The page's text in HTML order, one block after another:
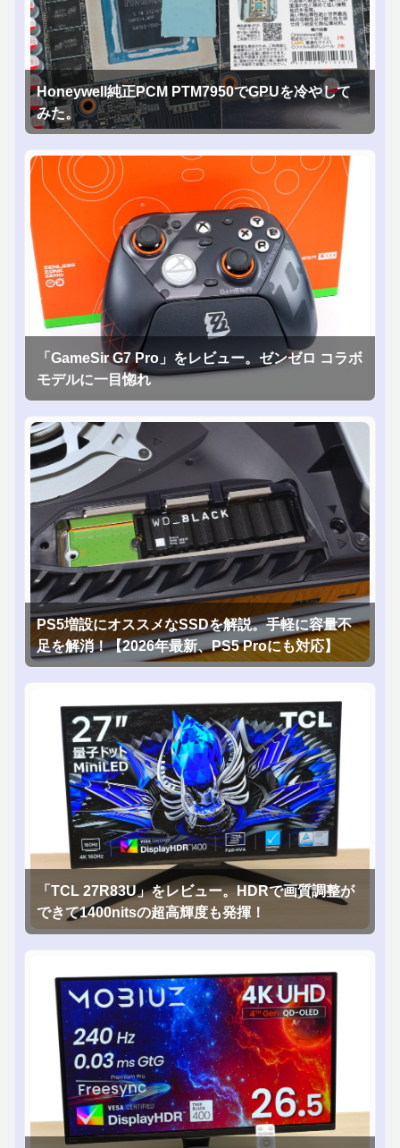
Honeywell純正PCM PTM7950でGPUを冷やして
みた。
「GameSir G7 Pro」をレビュー。ゼンゼロ コラボ
モデルに一目惚れ
PS5増設にオススメなSSDを解説。手軽に容量不
足を解消！【2026年最新、PS5 Proにも対応】
「TCL 27R83U」をレビュー。HDRで画質調整が
できて1400nitsの超高輝度も発揮！